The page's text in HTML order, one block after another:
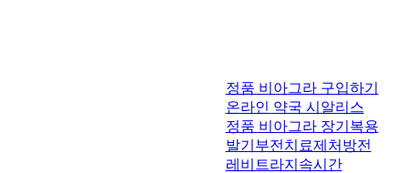
정품 비아그라 구입하기
온라인 약국 시알리스
정품 비아그라 장기복용
발기부전치료제처방전
레비트라지속시간